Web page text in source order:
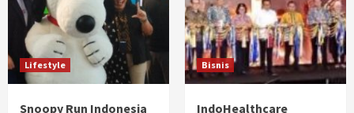
Lifestyle
Snoopy Run Indonesia
Bisnis
IndoHealthcare